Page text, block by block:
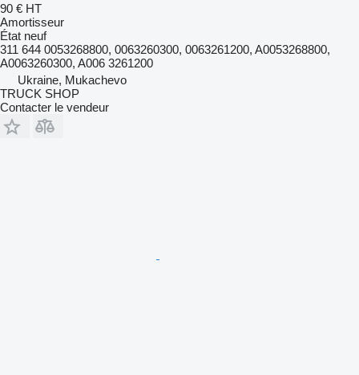
90 € HT
Amortisseur
État neuf
311 644 0053268800, 0063260300, 0063261200, A0053268800,
A0063260300, A006 3261200
Ukraine, Mukachevo
TRUCK SHOP
Contacter le vendeur